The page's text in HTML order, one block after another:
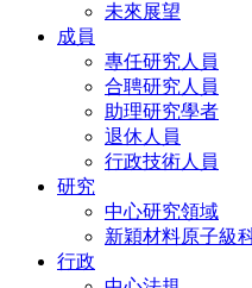
未來展望
成員
專任研究人員
合聘研究人員
助理研究學者
退休人員
行政技術人員
研究
中心研究領域
新穎材料原子級
行政